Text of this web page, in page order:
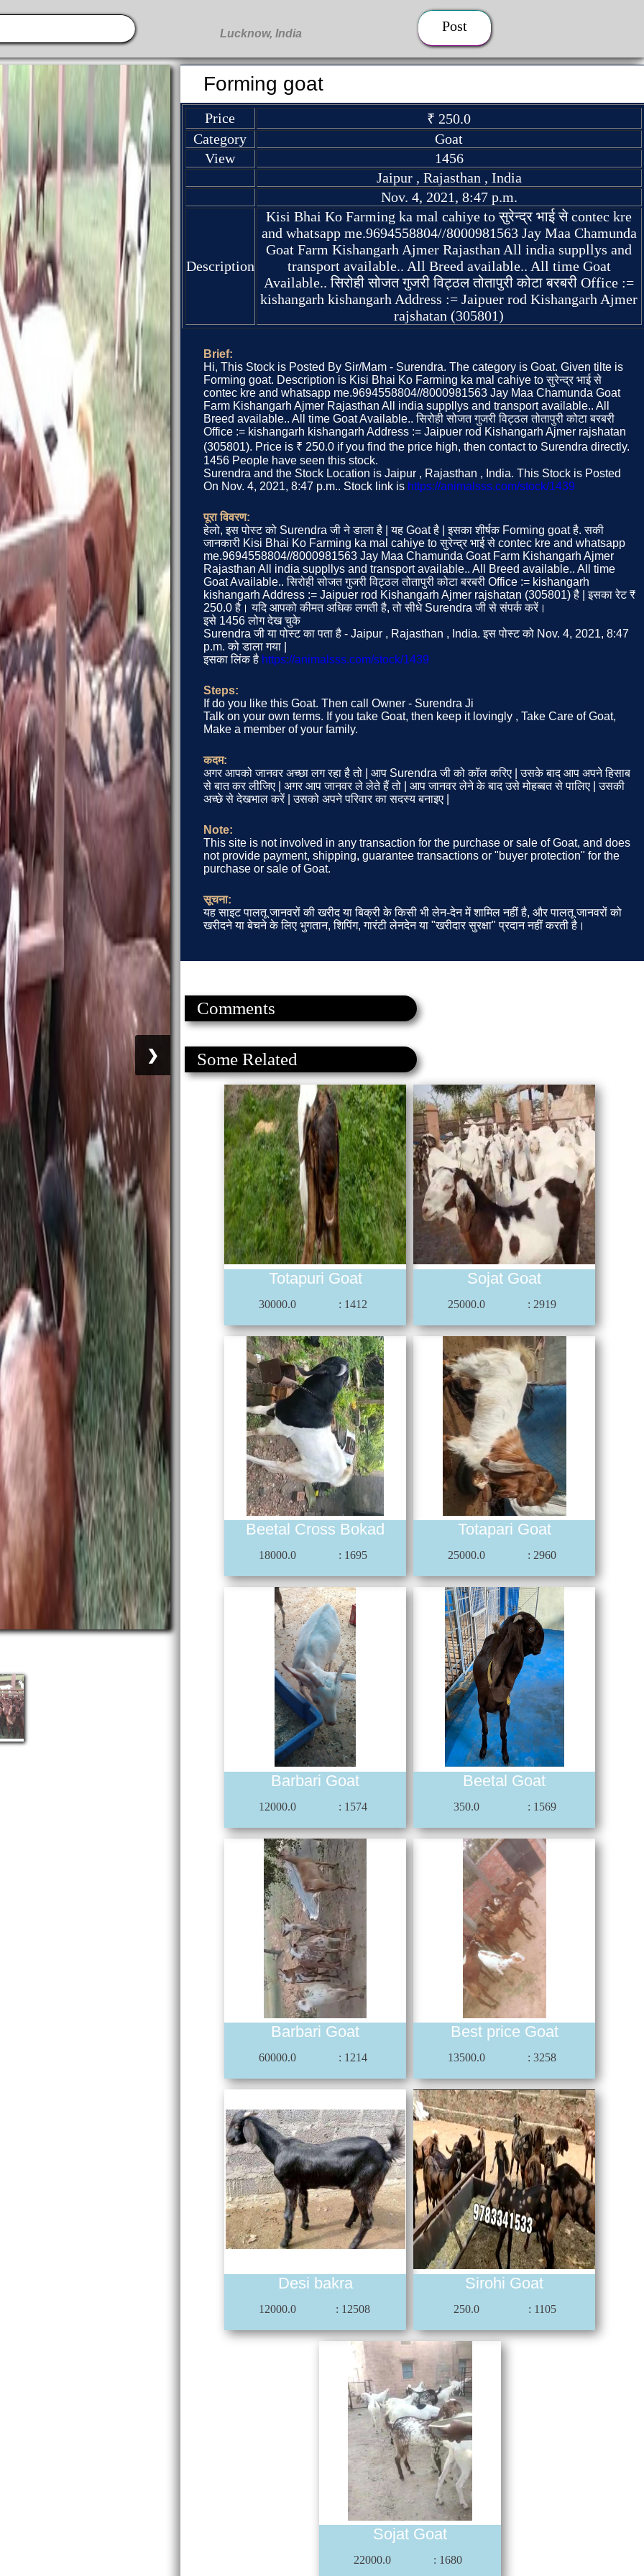
Post
❯
Forming goat
Price
₹ 250.0
Category
Goat
View
1456
Jaipur , Rajasthan , India
Nov. 4, 2021, 8:47 p.m.
Description
Kisi Bhai Ko Farming ka mal cahiye to सुरेन्द्र भाई से contec kre
and whatsapp me.9694558804//8000981563 Jay Maa Chamunda
Goat Farm Kishangarh Ajmer Rajasthan All india suppllys and
transport available.. All Breed available.. All time Goat
Available.. सिरोही सोजत गुजरी विट्ठल तोतापुरी कोटा बरबरी Office :=
kishangarh kishangarh Address := Jaipuer rod Kishangarh Ajmer
rajshatan (305801)
Brief:
Hi, This Stock is Posted By Sir/Mam - Surendra. The category is Goat. Given tilte is
Forming goat. Description is Kisi Bhai Ko Farming ka mal cahiye to सुरेन्द्र भाई से
contec kre and whatsapp me.9694558804//8000981563 Jay Maa Chamunda Goat
Farm Kishangarh Ajmer Rajasthan All india suppllys and transport available.. All
Breed available.. All time Goat Available.. सिरोही सोजत गुजरी विट्ठल तोतापुरी कोटा बरबरी
Office := kishangarh kishangarh Address := Jaipuer rod Kishangarh Ajmer rajshatan
(305801). Price is ₹ 250.0 if you find the price high, then contact to Surendra directly.
1456 People have seen this stock.
Surendra and the Stock Location is Jaipur , Rajasthan , India. This Stock is Posted
On Nov. 4, 2021, 8:47 p.m.. Stock link is https://animalsss.com/stock/1439
पूरा विवरण:
हेलो, इस पोस्ट को Surendra जी ने डाला है | यह Goat है | इसका शीर्षक Forming goat है. सकी
जानकारी Kisi Bhai Ko Farming ka mal cahiye to सुरेन्द्र भाई से contec kre and whatsapp
me.9694558804//8000981563 Jay Maa Chamunda Goat Farm Kishangarh Ajmer
Rajasthan All india suppllys and transport available.. All Breed available.. All time
Goat Available.. सिरोही सोजत गुजरी विट्ठल तोतापुरी कोटा बरबरी Office := kishangarh
kishangarh Address := Jaipuer rod Kishangarh Ajmer rajshatan (305801) है | इसका रेट ₹
250.0 है। यदि आपको कीमत अधिक लगती है, तो सीधे Surendra जी से संपर्क करें।
इसे 1456 लोग देख चुके
Surendra जी या पोस्ट का पता है - Jaipur , Rajasthan , India. इस पोस्ट को Nov. 4, 2021, 8:47
p.m. को डाला गया |
इसका लिंक है https://animalsss.com/stock/1439
Steps:
If do you like this Goat. Then call Owner - Surendra Ji
Talk on your own terms. If you take Goat, then keep it lovingly , Take Care of Goat,
Make a member of your family.
कदम:
अगर आपको जानवर अच्छा लग रहा है तो | आप Surendra जी को कॉल करिए | उसके बाद आप अपने हिसाब
से बात कर लीजिए | अगर आप जानवर ले लेते हैं तो | आप जानवर लेने के बाद उसे मोहब्बत से पालिए | उसकी
अच्छे से देखभाल करें | उसको अपने परिवार का सदस्य बनाइए |
Note:
This site is not involved in any transaction for the purchase or sale of Goat, and does
not provide payment, shipping, guarantee transactions or "buyer protection" for the
purchase or sale of Goat.
सूचना:
यह साइट पालतू जानवरों की खरीद या बिक्री के किसी भी लेन-देन में शामिल नहीं है, और पालतू जानवरों को
खरीदने या बेचने के लिए भुगतान, शिपिंग, गारंटी लेनदेन या "खरीदार सुरक्षा" प्रदान नहीं करती है।
Comments
Some Related
Totapuri Goat
30000.0 : 1412
Sojat Goat
25000.0 : 2919
Beetal Cross Bokad
18000.0 : 1695
Totapari Goat
25000.0 : 2960
Barbari Goat
12000.0 : 1574
Beetal Goat
350.0 : 1569
Barbari Goat
60000.0 : 1214
Best price Goat
13500.0 : 3258
Desi bakra
12000.0 : 12508
Sirohi Goat
250.0 : 1105
Sojat Goat
22000.0 : 1680